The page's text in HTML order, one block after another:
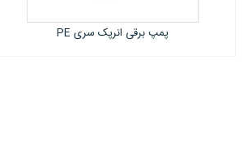
پمپ هیدرولیک برقی انرپک سری XC